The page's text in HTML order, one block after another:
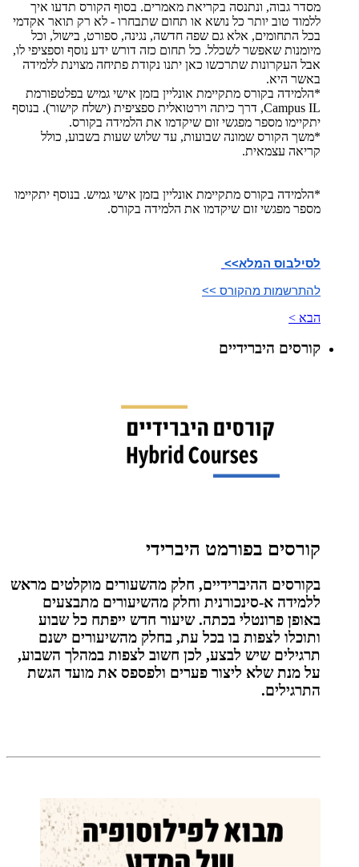
מסדר גבוה, ונתנסה בקריאת מאמרים. בסוף הקורס תדעו איך
ללמוד טוב יותר כל נושא או תחום שתבחרו - לא רק תואר אקדמי
בכל התחומים, אלא גם שפה חדשה, נגינה, ספורט, בישול, וכל
מיומנות שאפשר לשכלל. כל תחום כזה דורש ידע נוסף וספציפי לו,
אבל העקרונות שתרכשו כאן יתנו נקודת פתיחה מצוינת ללמידה
באשר היא.
*הלמידה בקורס מתקיימת אונליין בזמן אישי גמיש בפלטפורמת
Campus IL, דרך כיתה וירטואלית ספציפית (ישלח קישור). בנוסף
יתקיימו מספר מפגשי זום שיקדמו את הלמידה בקורס.
*משך הקורס שמונה שבועות, עד שלוש שעות בשבוע, כולל
קריאה עצמאית.
*הלמידה בקורס מתקיימת אונליין בזמן אישי גמיש. בנוסף יתקיימו
מספר מפגשי זום שיקדמו את הלמידה בקורס.
לסילבוס המלא>>
להתרשמות מהקורס >>
הבא >
קורסים היברידיים
קורסים בפורמט היברידי
בקורסים ההיברידיים, חלק מהשעורים מוקלטים מראש
ללמידה א-סינכורנית וחלק מהשיעורים מתבצעים
באופן פרונטלי בכתה. שיעור חדש ייפתח כל שבוע
ותוכלו לצפות בו בכל עת, בחלק מהשיעורים ישנם
תרגילים שיש לבצע, לכן חשוב לצפות במהלך השבוע,
על מנת שלא ליצור פערים ולפספס את מועד הגשת
התרגילים.